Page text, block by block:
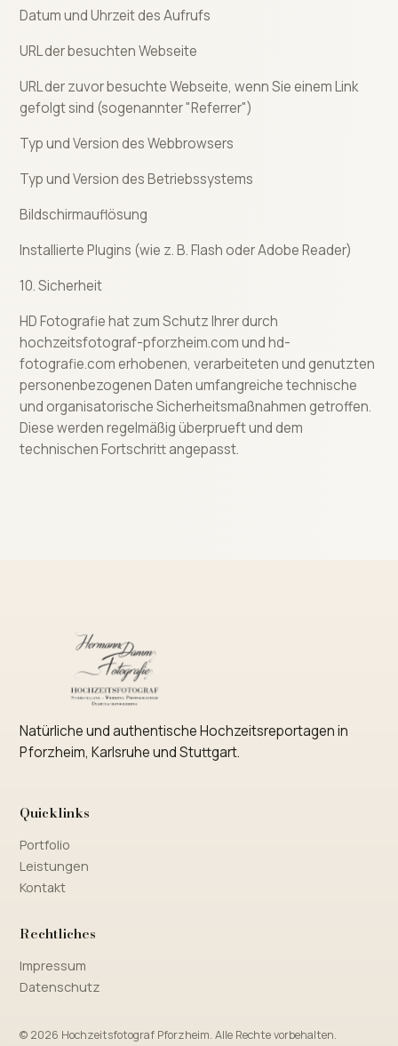
Datum und Uhrzeit des Aufrufs
URL der besuchten Webseite
URL der zuvor besuchte Webseite, wenn Sie einem Link
gefolgt sind (sogenannter "Referrer")
Typ und Version des Webbrowsers
Typ und Version des Betriebssystems
Bildschirmauflösung
Installierte Plugins (wie z. B. Flash oder Adobe Reader)
10. Sicherheit
HD Fotografie hat zum Schutz Ihrer durch
hochzeitsfotograf-pforzheim.com und hd-
fotografie.com erhobenen, verarbeiteten und genutzten
personenbezogenen Daten umfangreiche technische
und organisatorische Sicherheitsmaßnahmen getroffen.
Diese werden regelmäßig überprueft und dem
technischen Fortschritt angepasst.
Natürliche und authentische Hochzeitsreportagen in
Pforzheim, Karlsruhe und Stuttgart.
Quicklinks
Portfolio
Leistungen
Kontakt
Rechtliches
Impressum
Datenschutz
© 2026 Hochzeitsfotograf Pforzheim. Alle Rechte vorbehalten.